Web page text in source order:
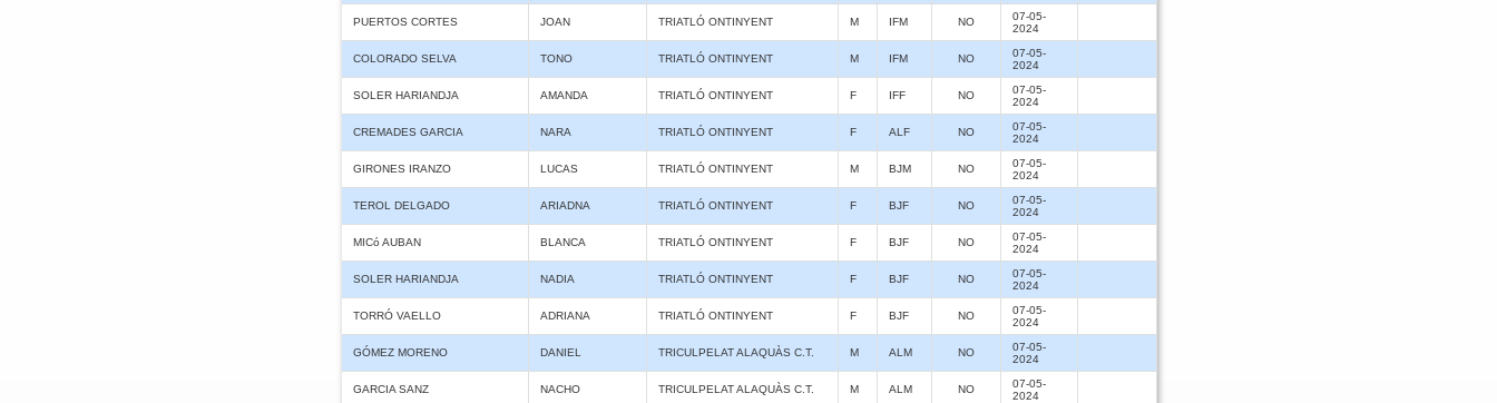
PUERTOS CORTES JOAN TRIATLÓ ONTINYENT M IFM NO
07-05-
2024
COLORADO SELVA TONO TRIATLÓ ONTINYENT M IFM NO
07-05-
2024
SOLER HARIANDJA AMANDA TRIATLÓ ONTINYENT F IFF NO
07-05-
2024
CREMADES GARCIA NARA TRIATLÓ ONTINYENT F ALF NO
07-05-
2024
GIRONES IRANZO LUCAS TRIATLÓ ONTINYENT M BJM NO
07-05-
2024
TEROL DELGADO ARIADNA TRIATLÓ ONTINYENT F BJF NO
07-05-
2024
MICó AUBAN BLANCA TRIATLÓ ONTINYENT F BJF NO
07-05-
2024
SOLER HARIANDJA NADIA TRIATLÓ ONTINYENT F BJF NO
07-05-
2024
TORRÓ VAELLO ADRIANA TRIATLÓ ONTINYENT F BJF NO
07-05-
2024
GÓMEZ MORENO DANIEL TRICULPELAT ALAQUÀS C.T. M ALM NO
07-05-
2024
GARCIA SANZ NACHO TRICULPELAT ALAQUÀS C.T. M ALM NO
07-05-
2024